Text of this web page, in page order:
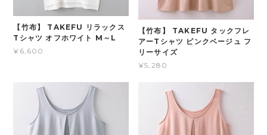
【竹布】 TAKEFU リラックス
Tシャツ オフホワイト M～L
¥6,600
【竹布】 TAKEFU タックフレ
アーTシャツ ピンクベージュ フ
リーサイズ
¥5,280